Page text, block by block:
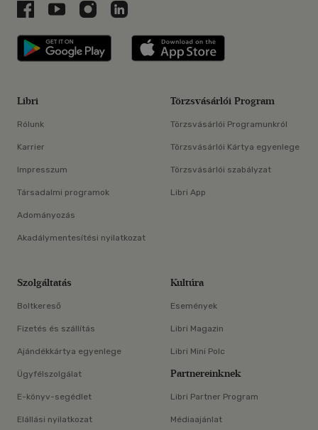
Libri a Facebookon
Libri a Youtube-on
Libri az Instagramon
Libri a LinkedInen
Libri applikáció Szerezd meg: Google
Libri
Rólunk
Karrier
Impresszum
Társadalmi programok
Adományozás
Akadálymentesítési nyilatkozat
Törzsvásárlói Program
Törzsvásárlói Programunkról
Törzsvásárlói Kártya egyenlege
Törzsvásárlói szabályzat
Libri App
Szolgáltatás
Boltkereső
Fizetés és szállítás
Ajándékkártya egyenlege
Ügyfélszolgálat
E-könyv-segédlet
Elállási nyilatkozat
Kultúra
Események
Libri Magazin
Libri Mini Polc
Partnereinknek
Libri Partner Program
Médiaajánlat